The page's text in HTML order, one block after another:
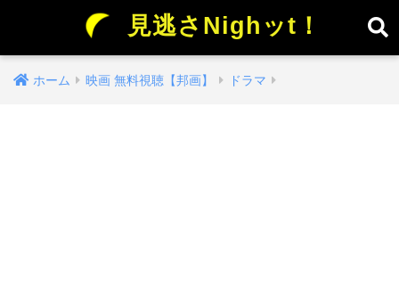
見逃さNighッt！
ホーム 映画 無料視聴【邦画】 ドラマ